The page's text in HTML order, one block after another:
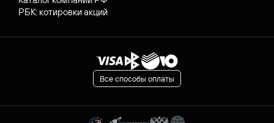
РБК: котировки акций
Все способы оплаты